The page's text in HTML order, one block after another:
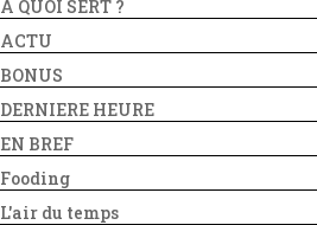
A QUOI SERT ?
ACTU
BONUS
DERNIERE HEURE
EN BREF
Fooding
L'air du temps